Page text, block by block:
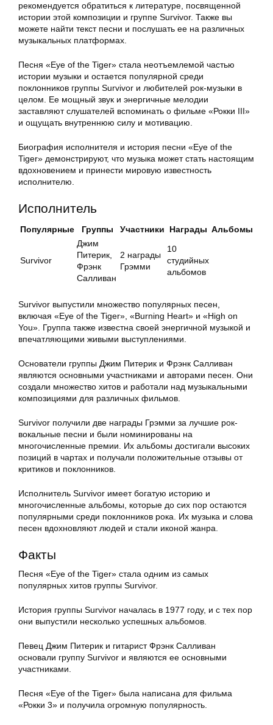
рекомендуется обратиться к литературе, посвященной
истории этой композиции и группе Survivor. Также вы
можете найти текст песни и послушать ее на различных
музыкальных платформах.
Песня «Eye of the Tiger» стала неотъемлемой частью
истории музыки и остается популярной среди
поклонников группы Survivor и любителей рок-музыки в
целом. Ее мощный звук и энергичные мелодии
заставляют слушателей вспоминать о фильме «Рокки III»
и ощущать внутреннюю силу и мотивацию.
Биография исполнителя и история песни «Eye of the
Tiger» демонстрируют, что музыка может стать настоящим
вдохновением и принести мировую известность
исполнителю.
Исполнитель
Популярные Группы Участники Награды Альбомы
Survivor
Джим
Питерик,
Фрэнк
Салливан
2 награды
Грэмми
10
студийных
альбомов
Survivor выпустили множество популярных песен,
включая «Eye of the Tiger», «Burning Heart» и «High on
You». Группа также известна своей энергичной музыкой и
впечатляющими живыми выступлениями.
Основатели группы Джим Питерик и Фрэнк Салливан
являются основными участниками и авторами песен. Они
создали множество хитов и работали над музыкальными
композициями для различных фильмов.
Survivor получили две награды Грэмми за лучшие рок-
вокальные песни и были номинированы на
многочисленные премии. Их альбомы достигали высоких
позиций в чартах и получали положительные отзывы от
критиков и поклонников.
Исполнитель Survivor имеет богатую историю и
многочисленные альбомы, которые до сих пор остаются
популярными среди поклонников рока. Их музыка и слова
песен вдохновляют людей и стали иконой жанра.
Факты
Песня «Eye of the Tiger» стала одним из самых
популярных хитов группы Survivor.
История группы Survivor началась в 1977 году, и с тех пор
они выпустили несколько успешных альбомов.
Певец Джим Питерик и гитарист Фрэнк Салливан
основали группу Survivor и являются ее основными
участниками.
Песня «Eye of the Tiger» была написана для фильма
«Рокки 3» и получила огромную популярность.